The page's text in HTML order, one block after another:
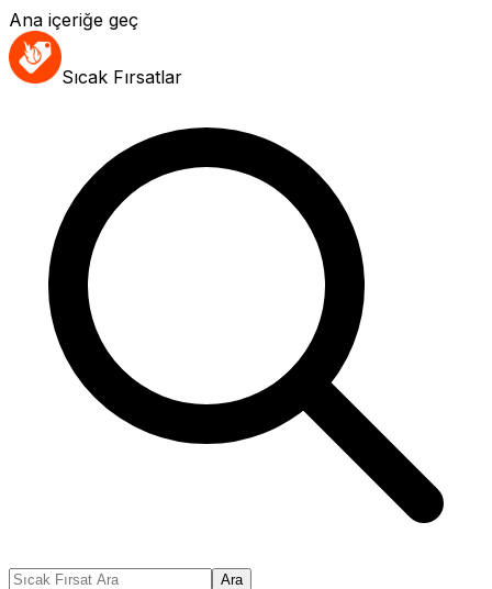
Ana içeriğe geç
Sıcak Fırsatlar
Ara